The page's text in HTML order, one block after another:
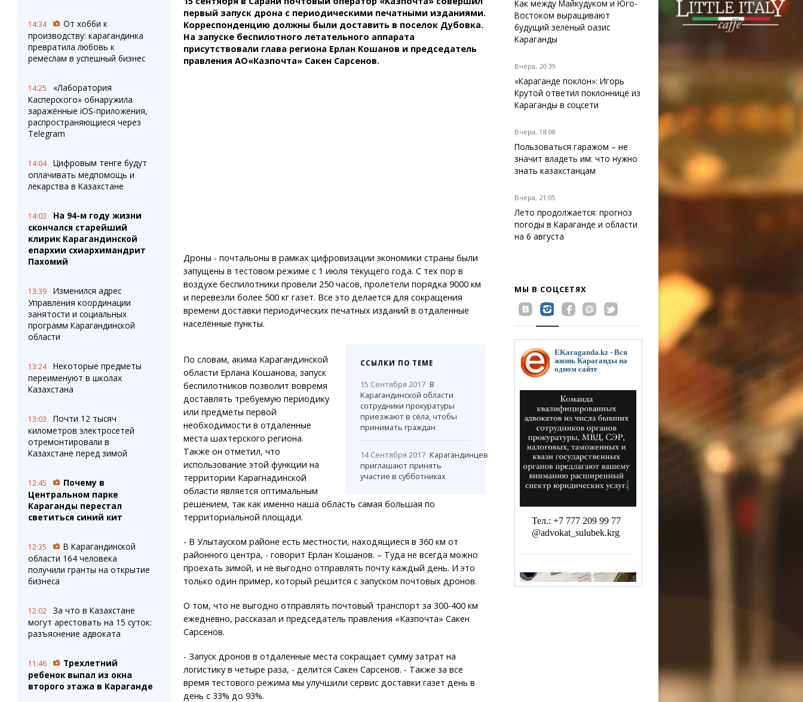
Коллаж недели
Ешкин гороскоп
Пробки
Карта Караганды
Организации
Мой участковый
Перекрытие дорог
Темиртау
Балхаш
Жезказган
Медиа
Фото
Видео
3D-тур
14:34
От хобби к
производству: карагандинка
превратила любовь к
ремёслам в успешный бизнес
14:25
«Лаборатория
Касперского» обнаружила
заражённые iOS-приложения,
распространяющиеся через
Telegram
14:04
Цифровым тенге будут
оплачивать медпомощь и
лекарства в Казахстане
14:03
На 94-м году жизни
скончался старейший
клирик Карагандинской
епархии схиархимандрит
Пахомий
13:39
Изменился адрес
Управления координации
занятости и социальных
программ Карагандинской
области
13:24
Некоторые предметы
переименуют в школах
Казахстана
13:03
Почти 12 тысяч
километров электросетей
отремонтировали в
Казахстане перед зимой
12:45
Почему в
Центральном парке
Караганды перестал
светиться синий кит
12:35
В Карагандинской
области 164 человека
получили гранты на открытие
бизнеса
12:02
За что в Казахстане
могут арестовать на 15 суток:
разъяснение адвоката
11:46
Трехлетний
ребенок выпал из окна
второго этажа в Караганде
первый запуск дрона с периодическими печатными изданиями.
Корреспонденцию должны были доставить в поселок Дубовка.
На запуске беспилотного летательного аппарата
присутствовали глава региона Ерлан Кошанов и председатель
правления АО«Казпочта» Сакен Сарсенов.
Дроны - почтальоны в рамках цифровизации экономики страны были
запущены в тестовом режиме с 1 июля текущего года. С тех пор в
воздухе беспилотники провели 250 часов, пролетели порядка 9000 км
и перевезли более 500 кг газет. Все это делается для сокращения
времени доставки периодических печатных изданий в отдаленные
населённые пункты.
ССЫЛКИ ПО ТЕМЕ
15 Сентября 2017 В
Карагандинской области
сотрудники прокуратуры
приезжают в сёла, чтобы
принимать граждан
14 Сентября 2017 Карагандинцев
приглашают принять
участие в субботниках
По словам, акима Карагандинской
области Ерлана Кошанова, запуск
беспилотников позволит вовремя
доставлять требуемую периодику
или предметы первой
необходимости в отдаленные
места шахтерского региона.
Также он отметил, что
использование этой функции на
территории Карагнадинской
области является оптимальным
решением, так как именно наша область самая большая по
территориальной площади.
- В Улытауском районе есть местности, находящиеся в 360 км от
районного центра, - говорит Ерлан Кошанов. – Туда не всегда можно
проехать зимой, и не выгодно отправлять почту каждый день. И это
только один пример, который решится с запуском почтовых дронов.
О том, что не выгодно отправлять почтовый транспорт за 300-400 км
ежедневно, рассказал и председатель правления «Казпочта» Сакен
Сарсенов.
- Запуск дронов в отдаленные места сокращает сумму затрат на
логистику в четыре раза, - делится Сакен Сарсенов. - Также за все
время тестового режима мы улучшили сервис доставки газет день в
день с 33% до 93%.
Как между Майкудуком и Юго-
Востоком выращивают
будущий зелёный оазис
Караганды
Вчера, 20:39
«Караганде поклон»: Игорь
Крутой ответил поклоннице из
Караганды в соцсети
Вчера, 18:08
Пользоваться гаражом – не
значит владеть им: что нужно
знать казахстанцам
Вчера, 21:05
Лето продолжается: прогноз
погоды в Караганде и области
на 6 августа
МЫ В СОЦСЕТЯХ
EKaraganda.kz - Вся
жизнь Караганды на
одном сайте